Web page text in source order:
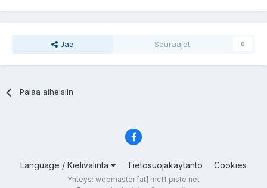
Jaa Seuraajat 0
Palaa aiheisiin
Language / Kielivalinta Tietosuojakäytäntö Cookies
Yhteys: webmaster [at] mcff piste net